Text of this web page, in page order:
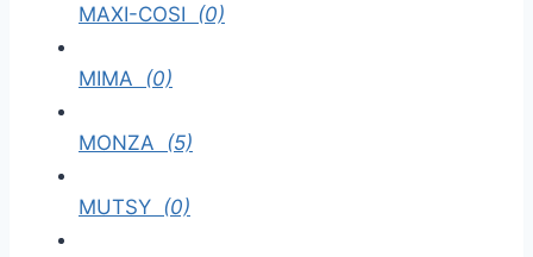
MAXI-COSI (0)
MIMA (0)
MONZA (5)
MUTSY (0)